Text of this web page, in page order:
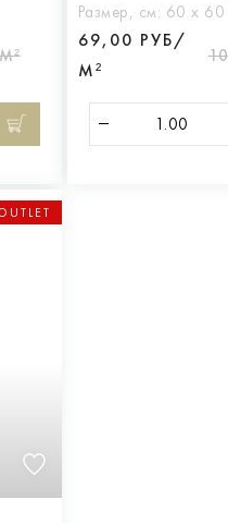
Размер, см: 60 х 60
69,00 РУБ/
М²